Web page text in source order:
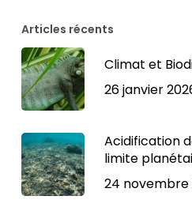
Articles récents
Climat et
26 janvier
Acidification
limite
24 novembre